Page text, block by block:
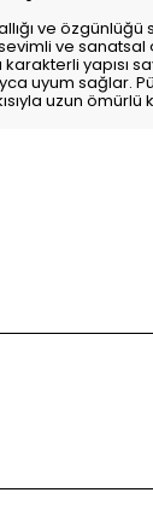
ve
ve sanatsal
yapısı
uyum sağlar.
uzun ömürlü